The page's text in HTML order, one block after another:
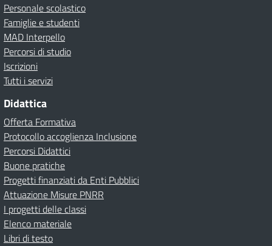
Personale scolastico
Famiglie e studenti
MAD Interpello
Percorsi di studio
Iscrizioni
Tutti i servizi
Didattica
Offerta Formativa
Protocollo accoglienza Inclusione
Percorsi Didattici
Buone pratiche
Progetti finanziati da Enti Pubblici
Attuazione Misure PNRR
I progetti delle classi
Elenco materiale
Libri di testo